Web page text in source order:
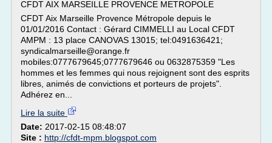
CFDT AIX MARSEILLE PROVENCE METROPOLE
CFDT Aix Marseille Provence Métropole depuis le
01/01/2016 Contact : Gérard CIMMELLI au Local CFDT
AMPM : 13 place CANOVAS 13015; tel:0491636421;
syndicalmarseille@orange.fr
mobiles:0777679645;0777679646 ou 0632875359 "Les
hommes et les femmes qui nous rejoignent sont des esprits
libres, animés de convictions et porteurs de projets".
Adhérez en...
Lire la suite
Date: 2017-02-15 08:48:07
Site : http://cfdt-mpm.blogspot.com